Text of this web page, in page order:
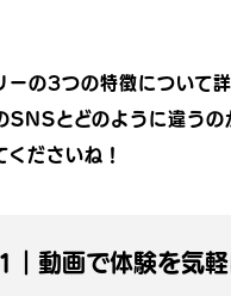
ーの3つの特徴について
SNSとどのように違うの
ださいね！
｜動画で体験を気